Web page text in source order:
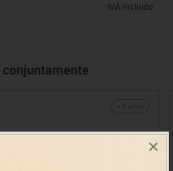
×
IVA incluido
conjuntamente